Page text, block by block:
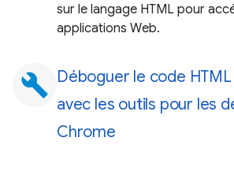
sur le langage HTML pour
applications Web.
build Déboguer le code
avec les outils pour les
Chrome